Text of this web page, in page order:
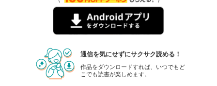
通信を気にせずにサクサク読める！
作品をダウンロードすれば、いつでもど
こでも読書が楽しめます。